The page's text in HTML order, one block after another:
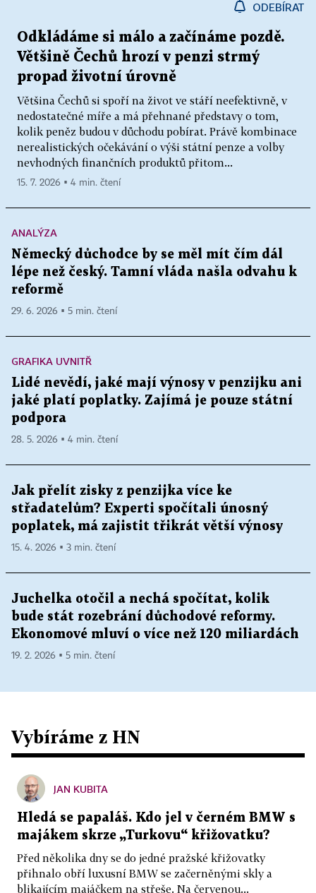
ODEBÍRAT
Odkládáme si málo a začínáme pozdě.
Většině Čechů hrozí v penzi strmý
propad životní úrovně
Většina Čechů si spoří na život ve stáří neefektivně, v
nedostatečné míře a má přehnané představy o tom,
kolik peněz budou v důchodu pobírat. Právě kombinace
nerealistických očekávání o výši státní penze a volby
nevhodných finančních produktů přitom...
15. 7. 2026 ▪ 4 min. čtení
ANALÝZA
Německý důchodce by se měl mít čím dál
lépe než český. Tamní vláda našla odvahu k
reformě
29. 6. 2026 ▪ 5 min. čtení
GRAFIKA UVNITŘ
Lidé nevědí, jaké mají výnosy v penzijku ani
jaké platí poplatky. Zajímá je pouze státní
podpora
28. 5. 2026 ▪ 4 min. čtení
Jak přelít zisky z penzijka více ke
střadatelům? Experti spočítali únosný
poplatek, má zajistit třikrát větší výnosy
15. 4. 2026 ▪ 3 min. čtení
Juchelka otočil a nechá spočítat, kolik
bude stát rozebrání důchodové reformy.
Ekonomové mluví o více než 120 miliardách
19. 2. 2026 ▪ 5 min. čtení
Vybíráme z HN
JAN KUBITA
Hledá se papaláš. Kdo jel v černém BMW s
majákem skrze „Turkovu“ křižovatku?
Před několika dny se do jedné pražské křižovatky
přihnalo obří luxusní BMW se začerněnými skly a
blikajícím majáčkem na střeše. Na červenou...